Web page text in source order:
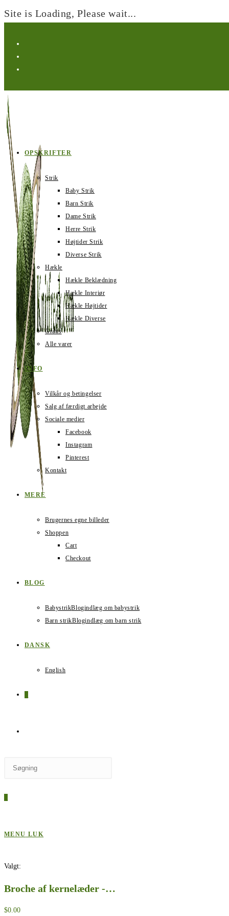
Site is Loading, Please wait...
indhold
OPSKRIFTER
Strik
Baby Strik
Barn Strik
Dame Strik
Herre Strik
Højtider Strik
Diverse Strik
Hækle
Hækle Beklædning
Hækle Interiør
Hækle Højtider
Hækle Diverse
Gratis
Alle varer
INFO
Vilkår og betingelser
Salg af færdigt arbejde
Sociale medier
Facebook
Instagram
Pinterest
Kontakt
MERE
Brugernes egne billeder
Shoppen
Cart
Checkout
BLOG
BabystrikBlogindlæg om babystrik
Barn strikBlogindlæg om barn strik
DANSK
English
TIL
MENU LUK
Valgt:
Broche af kernelæder -…
$0.00